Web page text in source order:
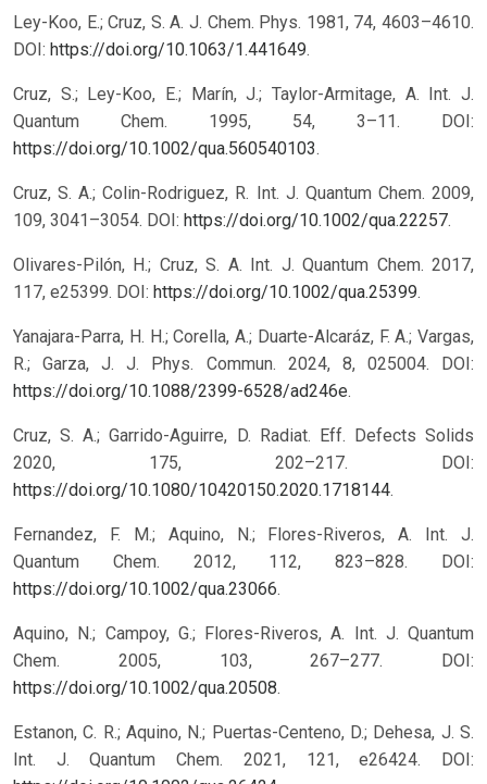
Ley-Koo, E.; Cruz, S. A. J. Chem. Phys. 1981, 74, 4603–4610.
DOI: https://doi.org/10.1063/1.441649.
Cruz, S.; Ley-Koo, E.; Marín, J.; Taylor-Armitage, A. Int. J.
Quantum Chem. 1995, 54, 3–11. DOI:
https://doi.org/10.1002/qua.560540103.
Cruz, S. A.; Colin-Rodriguez, R. Int. J. Quantum Chem. 2009,
109, 3041–3054. DOI: https://doi.org/10.1002/qua.22257.
Olivares-Pilón, H.; Cruz, S. A. Int. J. Quantum Chem. 2017,
117, e25399. DOI: https://doi.org/10.1002/qua.25399.
Yanajara-Parra, H. H.; Corella, A.; Duarte-Alcaráz, F. A.; Vargas,
R.; Garza, J. J. Phys. Commun. 2024, 8, 025004. DOI:
https://doi.org/10.1088/2399-6528/ad246e.
Cruz, S. A.; Garrido-Aguirre, D. Radiat. Eff. Defects Solids
2020, 175, 202–217. DOI:
https://doi.org/10.1080/10420150.2020.1718144.
Fernandez, F. M.; Aquino, N.; Flores-Riveros, A. Int. J.
Quantum Chem. 2012, 112, 823–828. DOI:
https://doi.org/10.1002/qua.23066.
Aquino, N.; Campoy, G.; Flores-Riveros, A. Int. J. Quantum
Chem. 2005, 103, 267–277. DOI:
https://doi.org/10.1002/qua.20508.
Estanon, C. R.; Aquino, N.; Puertas-Centeno, D.; Dehesa, J. S.
Int. J. Quantum Chem. 2021, 121, e26424. DOI: